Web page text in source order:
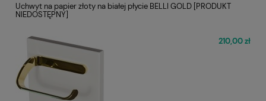
Uchwyt na papier złoty na białej płycie BELLI GOLD [PRODUKT
NIEDOSTĘPNY]
210,00 zł